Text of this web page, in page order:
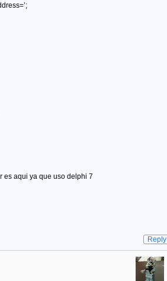
es aqui ya que uso delphi 7
Reply